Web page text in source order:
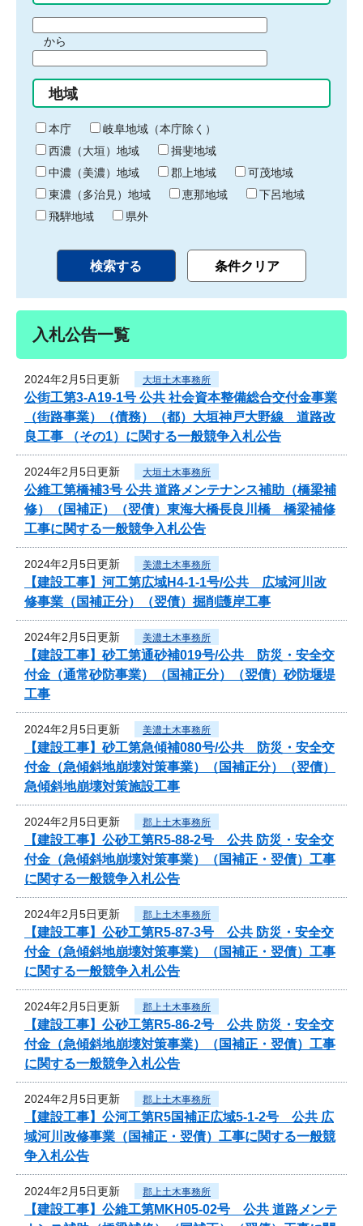
間
始
り
から
間
終
わ
り
地域
本庁
岐阜地域（本庁除く）
西濃（大垣）地域
揖斐地域
中濃（美濃）地域
郡上地域
可茂地域
東濃（多治見）地域
恵那地域
下呂地域
飛騨地域
県外
入札公告一覧
2024年2月5日更新 大垣土木事務所
公街工第3-A19-1号 公共 社会資本整備総合交付金事業
（街路事業）（債務）（都）大垣神戸大野線 道路改
良工事 （その1）に関する一般競争入札公告
2024年2月5日更新 大垣土木事務所
公維工第橋補3号 公共 道路メンテナンス補助（橋梁補
修）（国補正）（翌債）東海大橋長良川橋 橋梁補修
工事に関する一般競争入札公告
2024年2月5日更新 美濃土木事務所
【建設工事】河工第広域H4-1-1号/公共 広域河川改
修事業（国補正分）（翌債）掘削護岸工事
2024年2月5日更新 美濃土木事務所
【建設工事】砂工第通砂補019号/公共 防災・安全交
付金（通常砂防事業）（国補正分）（翌債）砂防堰堤
工事
2024年2月5日更新 美濃土木事務所
【建設工事】砂工第急傾補080号/公共 防災・安全交
付金（急傾斜地崩壊対策事業）（国補正分）（翌債）
急傾斜地崩壊対策施設工事
2024年2月5日更新 郡上土木事務所
【建設工事】公砂工第R5-88-2号 公共 防災・安全交
付金（急傾斜地崩壊対策事業）（国補正・翌債）工事
に関する一般競争入札公告
2024年2月5日更新 郡上土木事務所
【建設工事】公砂工第R5-87-3号 公共 防災・安全交
付金（急傾斜地崩壊対策事業）（国補正・翌債）工事
に関する一般競争入札公告
2024年2月5日更新 郡上土木事務所
【建設工事】公砂工第R5-86-2号 公共 防災・安全交
付金（急傾斜地崩壊対策事業）（国補正・翌債）工事
に関する一般競争入札公告
2024年2月5日更新 郡上土木事務所
【建設工事】公河工第R5国補正広域5-1-2号 公共 広
域河川改修事業（国補正・翌債）工事に関する一般競
争入札公告
2024年2月5日更新 郡上土木事務所
【建設工事】公維工第MKH05-02号 公共 道路メンテ